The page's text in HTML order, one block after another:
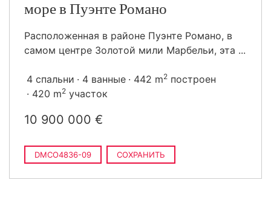
море в Пуэнте Романо
Расположенная в районе Пуэнте Романо, в
самом центре Золотой мили Марбельи, эта ...
4 спальни 4 ванные 442 m2 построен
420 m2 участок
10 900 000 €
DMCO4836-09 СОХРАНИТЬ